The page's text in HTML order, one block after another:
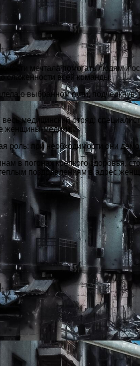
мечтала помогать людям и
слаженности всей команды.
о выбранном пути,
медицинский отряд:
женщины-медики.
роль: при необходимости они
в погонах крепкого здоровья,
поздравлениям в адрес